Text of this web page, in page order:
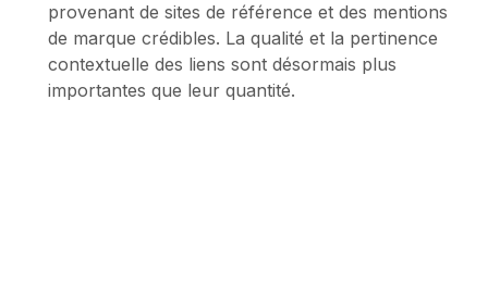
provenant de sites de référence et des mentions
de marque crédibles. La qualité et la pertinence
contextuelle des liens sont désormais plus
importantes que leur quantité.